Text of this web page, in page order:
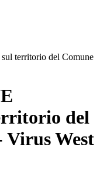
territorio del Comune
del
Virus West